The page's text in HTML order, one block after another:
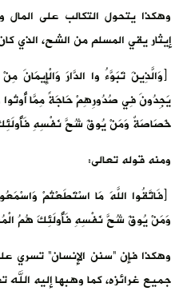
وهكذا يتحول التكالب على المال
إيثار يقي المسلم من الشح، الذي
﴿وَالَّذِينَ تَبَوَّءُ وا الدَّارَ
يَجِدُونَ فِي صُدُورِهِمْ حَاجَةً مِمَّا
خَصَاصَةٌ وَمَنْ يُوقَ شُحَّ نَفْسِهِ فَأُولَئِكَ
ومنه قوله تعالى:
﴿فَاتَّقُوا اللَّهَ مَا اسْتَطَعْتُمْ
وَمَنْ يُوقَ شُحَّ نَفْسِهِ فَأُولَئِكَ هُمُ
وهكذا فإن “سنن الإنسان” تسري
جميع غرائزه، كما وهبها إليه الله